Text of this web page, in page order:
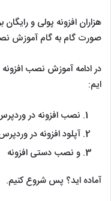
هزاران افزونه پولی و
صورت گام به گام آموزش
در ادامه آموزش نصب
ایم:
نصب افزونه در
آپلود افزونه در
و نصب دستی افزونه
آماده اید؟ پس شروع کنیم.